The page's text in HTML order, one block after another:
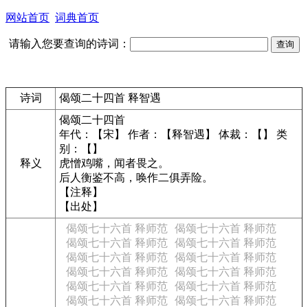
网站首页 词典首页
请输入您要查询的诗词：
诗词 偈颂二十四首 释智遇
释义
偈颂二十四首
年代：【宋】 作者：【释智遇】 体裁：【】 类
别：【】
虎憎鸡嘴，闻者畏之。
后人衡鉴不高，唤作二俱弄险。
【注释】
【出处】
偈颂七十六首 释师范 偈颂七十六首 释师范
偈颂七十六首 释师范 偈颂七十六首 释师范
偈颂七十六首 释师范 偈颂七十六首 释师范
偈颂七十六首 释师范 偈颂七十六首 释师范
偈颂七十六首 释师范 偈颂七十六首 释师范
偈颂七十六首 释师范 偈颂七十六首 释师范